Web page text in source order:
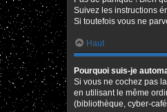
Suivez les instructions
Si toutefois vous ne
Haut
Pourquoi suis-je
Si vous ne cochez pas
en utilisant le même
(bibliothèque, cyber-